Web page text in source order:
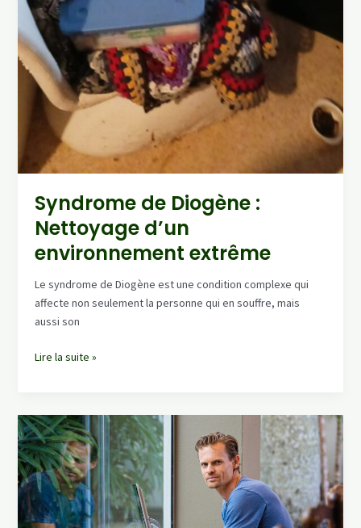
Syndrome de Diogène :
Nettoyage d’un
environnement extrême
Le syndrome de Diogène est une condition complexe qui
affecte non seulement la personne qui en souffre, mais
aussi son
Syndrome
:
Nettoyage
d’un
environnement
extrême
Lire la suite »